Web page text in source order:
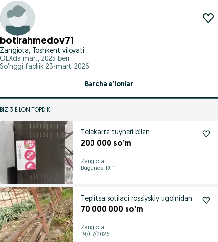
botirahmedov71
Zangiota, Toshkent viloyati
OLXda mart, 2025 beri
So'nggi faollik 23-mart, 2026
Barcha e’lonlar
BIZ 3 E'LON TOPDIK
Telekarta tuyneri bilan
200 000 so’m
Zangiota
Bugunda 10:11
Teplitsa sotiladi rossiyskiy ugolnidan
70 000 000 so’m
Zangiota
19/07/2026